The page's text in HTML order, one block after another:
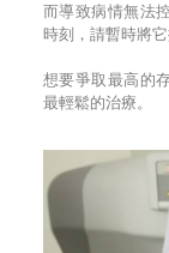
而導致病情無法
時刻，請暫時將
想要爭取最高的
最輕鬆的治療。